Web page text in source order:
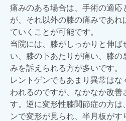
痛みのある場合は、手術の適応
が、それ以外の膝の痛みであ
ていくことが可能です。
当院には、膝がしっかりと伸ば
い、膝の下あたりが痛い、膝の
みを訴えられる方が多いです。
レントゲンでもあまり異常は
われるのですが、なかなか改善
す。逆に変形性膝関節症の方は
ンで変形が見られ、半月板が